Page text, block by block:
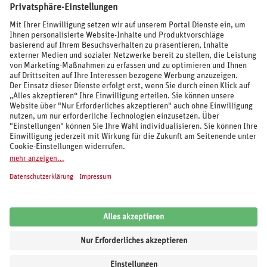
BEWERTUNGEN
SOCIAL MEDIA
REISEVERANSTALTER UND MARKEN
© 2026 REWE Reisen
Impressum
AGB Cookie-Einstellungen
Datenschutz
Unsere Inhalte: Standards und Meldung
Kundenbewertung:4,62 von5Sternen auf Grundlage von